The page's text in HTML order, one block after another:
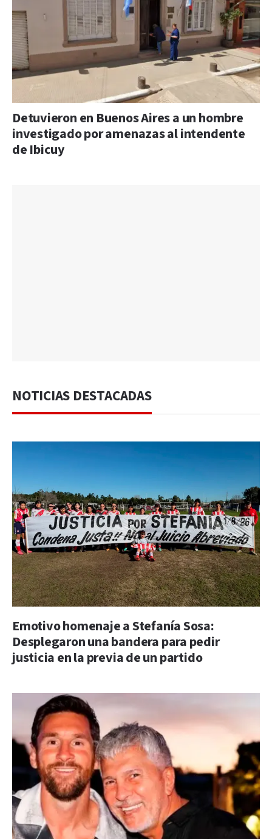
Detuvieron en Buenos Aires a un hombre
investigado por amenazas al intendente
de Ibicuy
NOTICIAS DESTACADAS
Emotivo homenaje a Stefanía Sosa:
Desplegaron una bandera para pedir
justicia en la previa de un partido